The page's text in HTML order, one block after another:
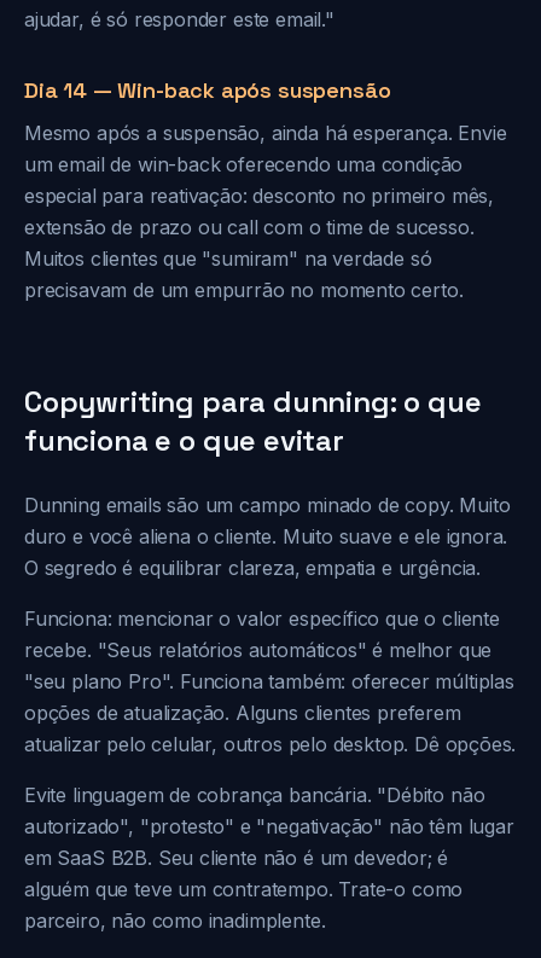
ajudar, é só responder este email."
Dia 14 — Win-back após suspensão
Mesmo após a suspensão, ainda há esperança. Envie
um email de win-back oferecendo uma condição
especial para reativação: desconto no primeiro mês,
extensão de prazo ou call com o time de sucesso.
Muitos clientes que "sumiram" na verdade só
precisavam de um empurrão no momento certo.
Copywriting para dunning: o que
funciona e o que evitar
Dunning emails são um campo minado de copy. Muito
duro e você aliena o cliente. Muito suave e ele ignora.
O segredo é equilibrar clareza, empatia e urgência.
Funciona: mencionar o valor específico que o cliente
recebe. "Seus relatórios automáticos" é melhor que
"seu plano Pro". Funciona também: oferecer múltiplas
opções de atualização. Alguns clientes preferem
atualizar pelo celular, outros pelo desktop. Dê opções.
Evite linguagem de cobrança bancária. "Débito não
autorizado", "protesto" e "negativação" não têm lugar
em SaaS B2B. Seu cliente não é um devedor; é
alguém que teve um contratempo. Trate-o como
parceiro, não como inadimplente.